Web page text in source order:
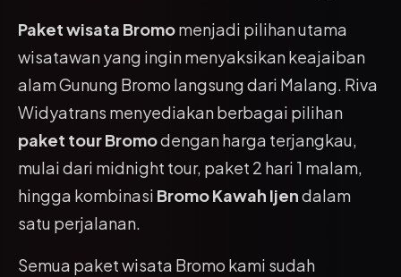
Paket wisata Bromomenjadi pilihan utama
wisatawan yang ingin menyaksikan keajaiban
alam Gunung Bromo langsung dari Malang. Riva
Widyatrans menyediakan berbagai pilihan
paket tour Bromodengan harga terjangkau,
mulai dari midnight tour, paket 2 hari 1 malam,
hingga kombinasi Bromo Kawah Ijendalam
satu perjalanan.
Semua paket wisata Bromo kami sudah